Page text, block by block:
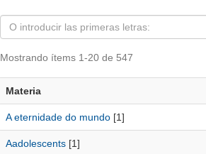
Mostrando ítems 1-20 de 547
Materia
A eternidade do mundo[1]
Aadolescents[1]